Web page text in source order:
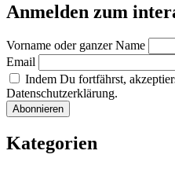
Anmelden zum
Vorname oder ganzer Name
Email
Indem Du fortfährst,
Datenschutzerklärung.
Kategorien